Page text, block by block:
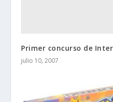
Primer concurso de
julio 10, 2007